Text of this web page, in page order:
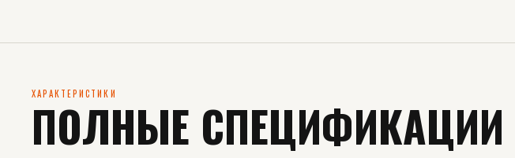
ХАРАКТЕРИСТИКИ
ПОЛНЫЕ СПЕЦИФИКАЦИИ